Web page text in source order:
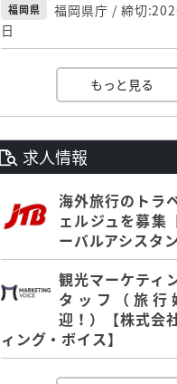
福岡県
福岡県庁 / 締切
日
もっと見る
求人情報
海外旅行のトラ
ェルジュを募集
ーバルアシスタン
観光マーケティ
タッフ（旅行
迎！）【株式会
ィング・ボイス】